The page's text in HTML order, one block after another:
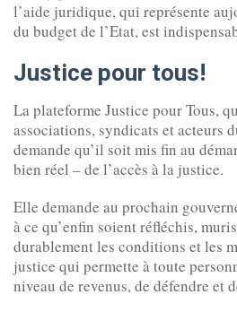
l’aide juridique, qui représente
du budget de l’Etat, est
Justice pour tous!
La plateforme Justice pour Tous,
associations, syndicats et acteurs
demande qu’il soit mis fin au
bien réel – de l’accès à la justice.
Elle demande au prochain
à ce qu’enfin soient réfléchis,
durablement les conditions et les
justice qui permette à toute
niveau de revenus, de défendre et